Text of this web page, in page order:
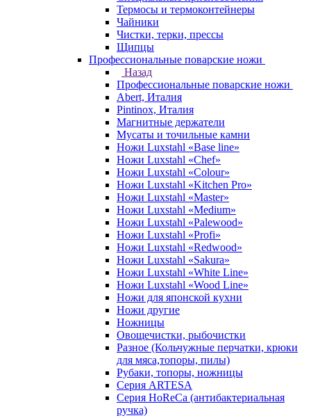
Термосы и термоконтейнеры
Чайники
Чистки, терки, прессы
Щипцы
Профессиональные поварские ножи
Назад
Профессиональные поварские ножи
Abert, Италия
Pintinox, Италия
Магнитные держатели
Мусаты и точильные камни
Ножи Luxstahl «Base line»
Ножи Luxstahl «Chef»
Ножи Luxstahl «Colour»
Ножи Luxstahl «Kitchen Pro»
Ножи Luxstahl «Master»
Ножи Luxstahl «Medium»
Ножи Luxstahl «Palewood»
Ножи Luxstahl «Profi»
Ножи Luxstahl «Redwood»
Ножи Luxstahl «Sakura»
Ножи Luxstahl «White Line»
Ножи Luxstahl «Wood Line»
Ножи для японской кухни
Ножи другие
Ножницы
Овощечистки, рыбочистки
Разное (Кольчужные перчатки, крюки
для мяса,топоры, пилы)
Рубаки, топоры, ножницы
Серия ARTESA
Серия HoReCa (антибактериальная
ручка)